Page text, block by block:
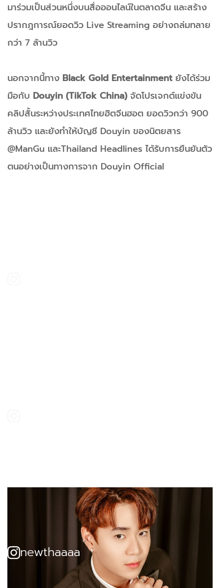
มาร่วมเป็นส่วนหนึ่งบนสื่อออนไลน์ในตลาดจีน และสร้าง
ปรากฎการณ์ยอดวิว Live Streaming อย่างถล่มทลาย
กว่า 7 ล้านวิว
นอกจากนี้ทาง Black Gold Entertainmentยังได้ร่วม
มือกับ Douyin (TikTok China) จัดโปรเจกต์แข่งขัน
คลิปสั้นระหว่างประเทศไทยฮิตจีนฮอต ยอดวิวกว่า 900
ล้านวิว และยังทำให้บัญชี Douyin ของนิตยสาร
@ManGu และThailand Headlines ได้รับการยืนยันตัว
ตนอย่างเป็นทางการจาก Douyin Official
newthaaaa newthaaaa